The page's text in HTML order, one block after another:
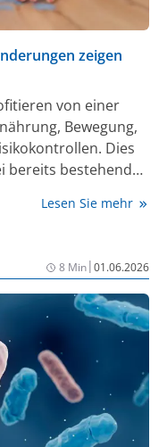
zeigen
von einer
Bewegung,
Dies
bereits bestehender
Semaglutid zuletzt
Lesen Sie mehr
8 Min|01.06.2026